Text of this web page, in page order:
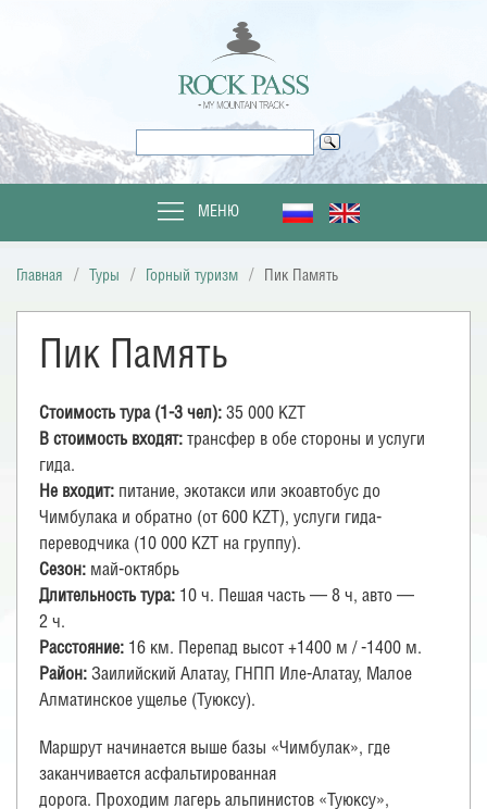
МЕНЮ
Главная Туры Горный туризм Пик Память
Пик Память
Стоимость тура (1-3 чел): 35 000 KZT
В стоимость входят: трансфер в обе стороны и услуги
гида.
Не входит: питание, экотакси или экоавтобус до
Чимбулака и обратно (от 600 KZT), услуги гида-
переводчика (10 000 KZT на группу).
Сезон: май-октябрь
Длительность тура: 10 ч. Пешая часть — 8 ч, авто —
2 ч.
Расстояние: 16 км. Перепад высот +1400 м / -1400 м.
Район: Заилийский Алатау, ГНПП Иле-Алатау, Малое
Алматинское ущелье (Туюксу).
Маршрут начинается выше базы «Чимбулак», где
заканчивается асфальтированная
дорога. Проходим лагерь альпинистов «Туюксу»,